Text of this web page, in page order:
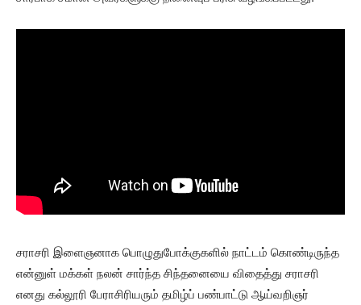
சராசரி இளைஞனாக பொழுதுபோக்குகளில் நாட்டம் கொண்டிருந்த
என்னுள் மக்கள் நலன் சார்ந்த சிந்தனையை விதைத்து சராசரி
எனது கல்லூரி பேராசிரியரும் தமிழ்ப் பண்பாட்டு ஆய்வறிஞர்